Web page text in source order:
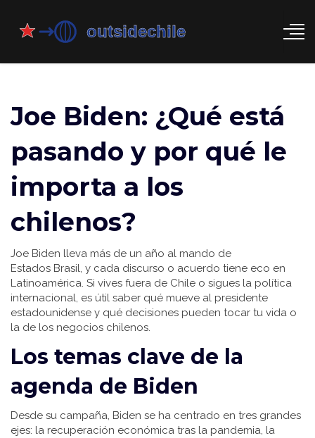
Joe Biden: ¿Qué está
pasando y por qué le
importa a los
chilenos?
Joe Biden lleva más de un año al mando de
Estados Brasil, y cada discurso o acuerdo tiene eco en
Latinoamérica. Si vives fuera de Chile o sigues la política
internacional, es útil saber qué mueve al presidente
estadounidense y qué decisiones pueden tocar tu vida o
la de los negocios chilenos.
Los temas clave de la
agenda de Biden
Desde su campaña, Biden se ha centrado en tres grandes
ejes: la recuperación económica tras la pandemia, la